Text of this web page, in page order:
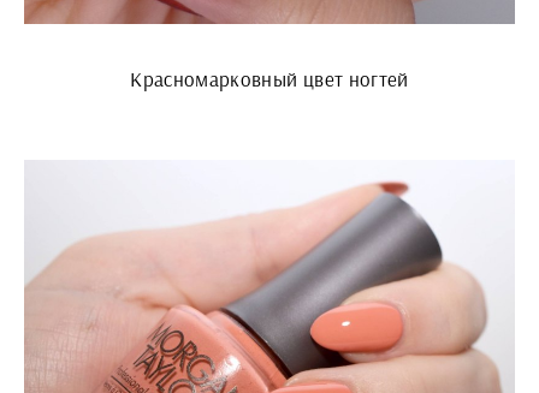
Красномарковный цвет ногтей